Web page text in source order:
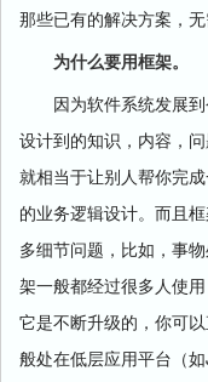
那些已有的解决方案，无
为什么要用框架。
因为软件系统发展到
设计到的知识，内容，
就相当于让别人帮你完
的业务逻辑设计。而且
多细节问题，比如，事
架一般都经过很多人使
它是不断升级的，你可
般处在低层应用平台（如